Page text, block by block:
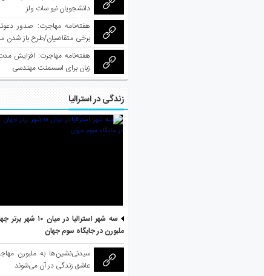
دانشجویان نیو سات ولز
برخی متقاضیان/طرح باز شدن
واکسینه شده
هفته‌نامه مهاجرت: افزایش
زبان برای اسسمنت مهندسی
زندگی در استرالیا
سه شهر استرالیا در
ملبورن در جایگاه سوم جهان
سیدنی‌نشین‌ها به ملبورن
عاشق زندگی در آن می‌شوند